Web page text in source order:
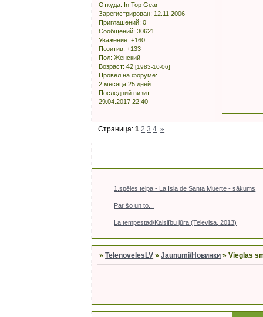
Откуда: In Top Gear
Зарегистрирован: 12.11.2006
Приглашений: 0
Сообщений: 30621
Уважение: +160
Позитив: +133
Пол: Женский
Возраст: 42 [1983-10-06]
Провел на форуме:
2 месяца 25 дней
Последний визит:
29.04.2017 22:40
Страница:1 2 3 4 »
1.spēles telpa - La Isla de Santa Muerte - sākums
Par šo un to...
La tempestad/Kaislību jūra (Televisa, 2013)
»TelenovelesLV »Jaunumi/Новинки »Vieglas